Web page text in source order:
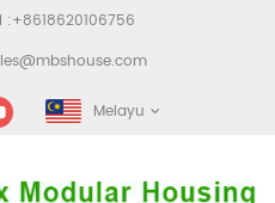
:+8618620106756
Melayu